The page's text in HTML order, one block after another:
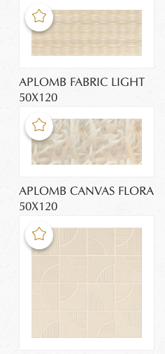
APLOMB FABRIC LIGHT
50X120
APLOMB CANVAS FLORA
50X120